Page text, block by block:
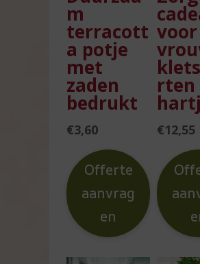
m
terracott
a potje
met
zaden
bedrukt
€3,60
Offerte
aanvrag
en
voor
rten
€12,55